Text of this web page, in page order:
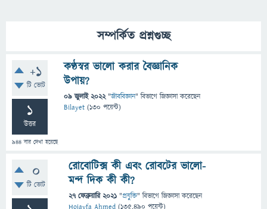
সম্পর্কিত প্রশ্নগুচ্ছ
+1
টি ভোট
1
উত্তর
944 বার দেখা হয়েছে
কণ্ঠস্বর ভালো করার বৈজ্ঞানিক
উপায়?
09 জুলাই 2022 "জীববিজ্ঞান" বিভাগে জিজ্ঞাসাকরেছেন
Bilayet (130 পয়েন্ট)
0
টি ভোট
রোবোটিক্স কী এবং রোবটের ভালো-
মন্দ দিক কী কী?
27 ফেব্রুয়ারি 2021 "প্রযুক্তি" বিভাগে জিজ্ঞাসাকরেছেন
Hojayfa Ahmed (135,490 পয়েন্ট)